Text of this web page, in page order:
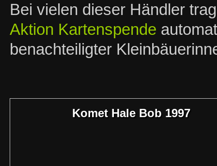
Bei vielen dieser Händler
Aktion Kartenspende
benachteiligter
Komet Hale Bob 1997